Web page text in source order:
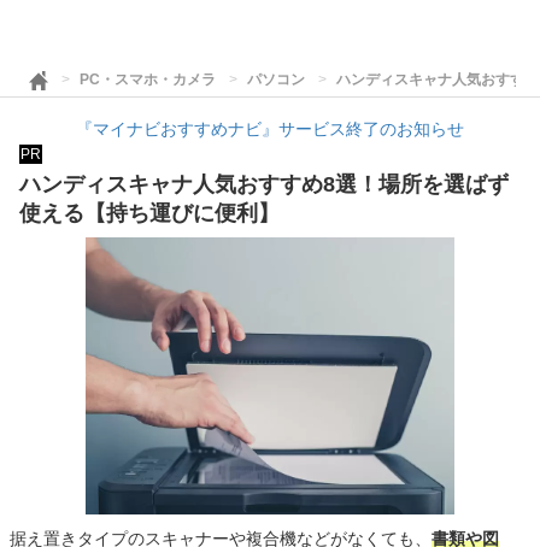
PC・スマホ・カメラ パソコン ハンディスキャナ人気おすす
『マイナビおすすめナビ』サービス終了のお知らせ
PR
ハンディスキャナ人気おすすめ8選！場所を選ばず
使える【持ち運びに便利】
据え置きタイプのスキャナーや複合機などがなくても、 書類や図